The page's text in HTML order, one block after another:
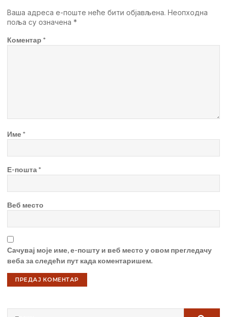
Ваша адреса е-поште неће бити објављена. Неопходна
поља су означена *
Коментар *
Име*
Е-пошта*
Веб место
Сачувај моје име, е-пошту и веб место у овом прегледачу
веба за следећи пут када коментаришем.